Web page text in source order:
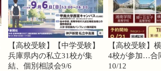
【高校受験】【中学受験】
兵庫県内の私立31校が集
結、個別相談会9/6
【高校受験】
4校が参加…合
10/12